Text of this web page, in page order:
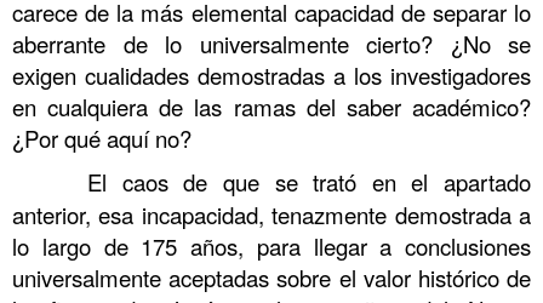
carece de la más elemental capacidad de separar lo
aberrante de lo universalmente cierto? ¿No se
exigen cualidades demostradas a los investigadores
en cualquiera de las ramas del saber académico?
¿Por qué aquí no?
El caos de que se trató en el apartado
anterior, esa incapacidad, tenazmente demostrada a
lo largo de 175 años, para llegar a conclusiones
universalmente aceptadas sobre el valor histórico de